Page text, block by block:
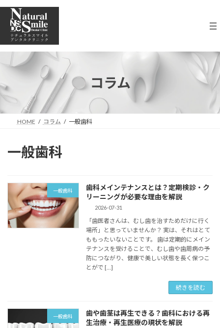
ツ
へ
ッ
プ
シ
ョ
移
動
コラム
HOME コラム 一般歯科
一般歯科
一般歯科
歯科メインテナンスとは？定期検診・ク
リーニングが必要な理由を解説
2026-07-31
「歯医者さんは、むし歯を治すためだけに行く
場所」と思っていませんか？ 実は、それはとて
ももったいないことです。 歯は定期的にメイン
テナンスを受けることで、むし歯や歯周病の予
防につながり、健康で美しい状態を長く保つこ
とがで […]
続きを読む
一般歯科
歯や歯茎は再生できる？歯科における再
生治療・再生医療の現状を解説